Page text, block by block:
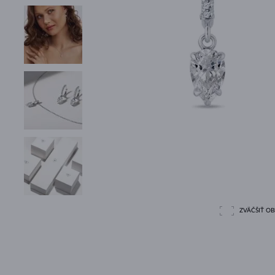
ZVÄČŠIŤ